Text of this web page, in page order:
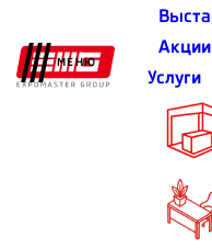
МЕНЮ
Акции
Услуги